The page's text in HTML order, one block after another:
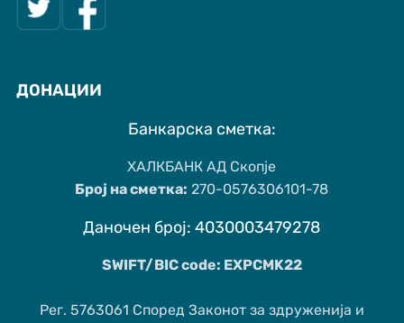
ДОНАЦИИ
Банкарска сметка:
ХАЛКБАНК АД Скопје
Број на сметка: 270-0576306101-78
Даночен број: 4030003479278
SWIFT/BIC code: EXPCMK22
Рег. 5763061 Според Законот за здруженија и